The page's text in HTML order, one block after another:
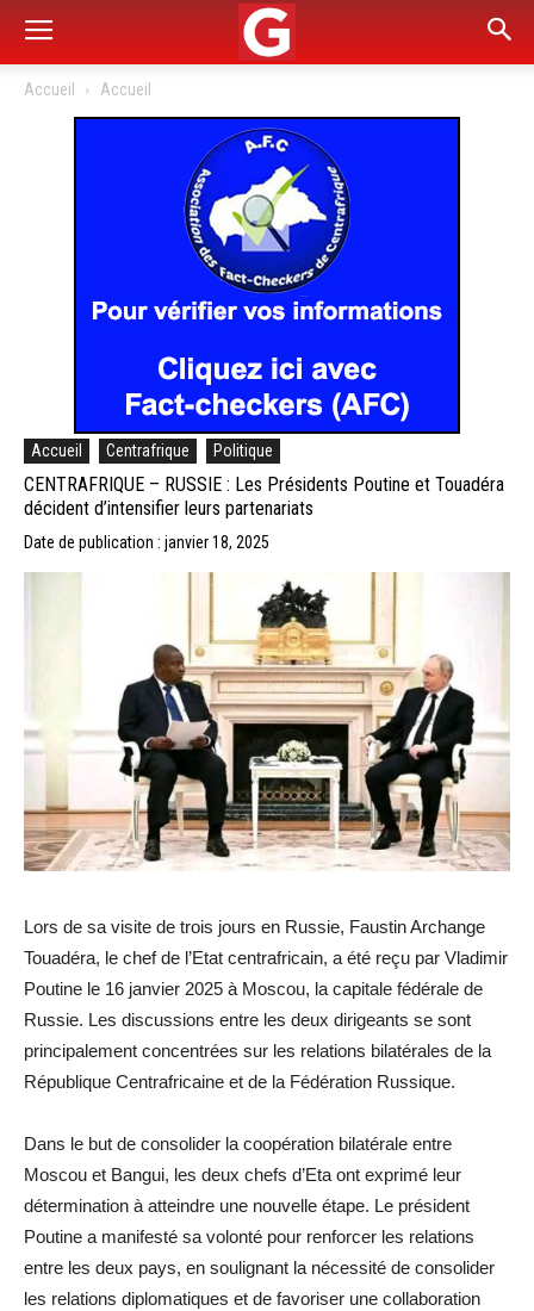
Accueil Accueil
Accueil Centrafrique Politique
CENTRAFRIQUE – RUSSIE : Les Présidents Poutine et Touadéra
décident d’intensifier leurs partenariats
Date de publication : janvier 18, 2025
Lors de sa visite de trois jours en Russie, Faustin Archange
Touadéra, le chef de l’Etat centrafricain, a été reçu par Vladimir
Poutine le 16 janvier 2025 à Moscou, la capitale fédérale de
Russie. Les discussions entre les deux dirigeants se sont
principalement concentrées sur les relations bilatérales de la
République Centrafricaine et de la Fédération Russique.
Dans le but de consolider la coopération bilatérale entre
Moscou et Bangui, les deux chefs d’Eta ont exprimé leur
détermination à atteindre une nouvelle étape. Le président
Poutine a manifesté sa volonté pour renforcer les relations
entre les deux pays, en soulignant la nécessité de consolider
les relations diplomatiques et de favoriser une collaboration